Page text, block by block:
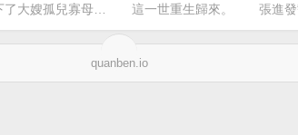
大嫂孤兒寡母…　　這一世重生歸來。　　張進
quanben.io